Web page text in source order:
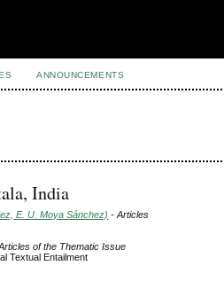
ANNOUNCEMENTS
India
E. U. Moya Sánchez) - Articles
of the Thematic Issue
Textual Entailment